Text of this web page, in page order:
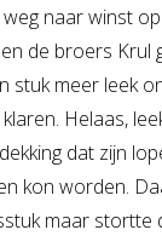
naar winst
de broers Krul
stuk meer leek
Helaas,
dat zijn
kon worden.
maar stortte